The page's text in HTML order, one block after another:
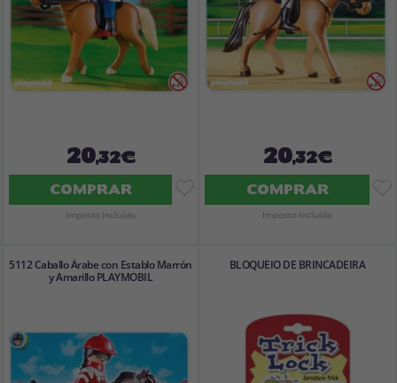
20,32€
COMPRAR
Imposto Incluído
20,32€
COMPRAR
Imposto Incluído
5112 Caballo Árabe con Establo Marrón
y Amarillo PLAYMOBIL
BLOQUEIO DE BRINCADEIRA